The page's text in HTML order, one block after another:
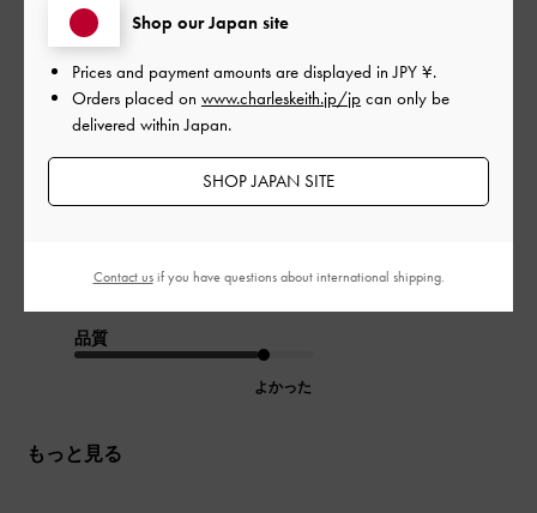
かわいい
流行りのドット柄で、重さも軽く、使いやすいです
サイズ:
とてもよかった
品質
よかった
もっと見る
Shop our Japan site
Prices and payment amounts are displayed inJPY ¥.
Orders placed on www.charleskeith.jp/jp can only be
delivered within Japan.
SHOP JAPAN SITE
Contact usif you have questions about international shipping.